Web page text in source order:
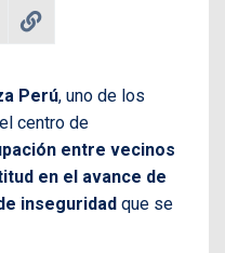
Perú, uno de los
centro de
entre vecinos
en el avance de
inseguridad que se